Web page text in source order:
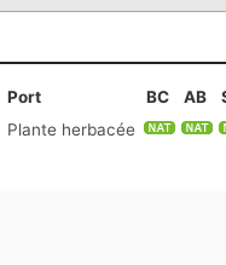
Port BC AB
Plante herbacée